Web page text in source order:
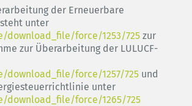
der Erneuerbare
unter
download_file/force/1253/725 zur
zur Überarbeitung der LULUCF-
download_file/force/1257/725 und
unter
download_file/force/1265/725